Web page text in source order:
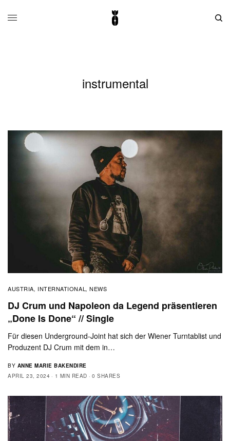
instrumental
AUSTRIA, INTERNATIONAL,NEWS
DJ Crum und Napoleon da Legend präsentieren
„Done Is Done“ // Single
Für diesen Underground-Joint hat sich der Wiener Turntablist und
Produzent DJ Crum mit dem in…
BY ANNE MARIE BAKENDIRE
APRIL 23, 2024
1 MIN READ 0 SHARES